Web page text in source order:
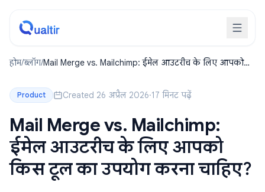
होम/ब्लॉग/Mail Merge vs. Mailchimp: ईमेल आउटरीच के लिए आपको
Product Created 26 अप्रैल 2026·17 मिनट पढ़ें
Mail Merge vs. Mailchimp:
ईमेल आउटरीच के लिए आपको
किस टूल का उपयोग करना चाहिए?